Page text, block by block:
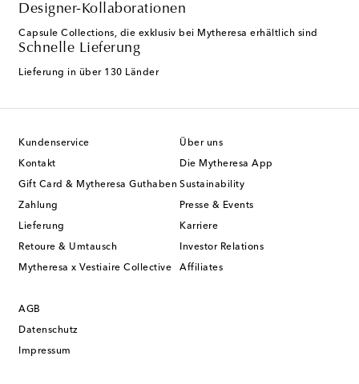
Designer-Kollaborationen
Capsule Collections, die exklusiv bei Mytheresa erhältlich sind
Schnelle Lieferung
Lieferung in über 130 Länder
Kundenservice
Kontakt
Gift Card & Mytheresa Guthaben
Zahlung
Lieferung
Retoure & Umtausch
Mytheresa x Vestiaire Collective
Über uns
Die Mytheresa App
Sustainability
Presse & Events
Karriere
Investor Relations
Affiliates
AGB
Datenschutz
Impressum